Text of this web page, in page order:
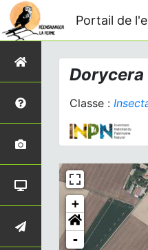
Portail de
Classe :
+
-